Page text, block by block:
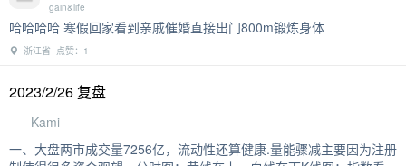
gain&life
哈哈哈哈 寒假回家看到亲戚催婚直接出门800m锻炼身体
浙江省 点赞：1
2023/2/26 复盘
Kami
一、大盘两市成交量7256亿，流动性还算健康.量能骤减主要因为注册